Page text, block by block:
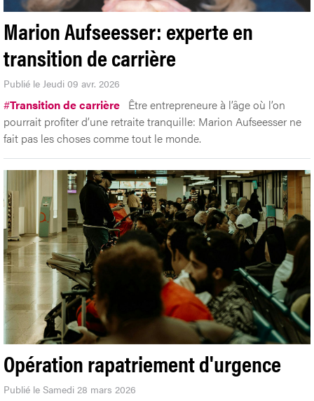
Marion Aufseesser: experte en
transition de carrière
Publié le Jeudi 09 avr. 2026
#Transition de carrière Être entrepreneure à l’âge où l’on
pourrait profiter d’une retraite tranquille: Marion Aufseesser ne
fait pas les choses comme tout le monde.
Opération rapatriement d'urgence
Publié le Samedi 28 mars 2026